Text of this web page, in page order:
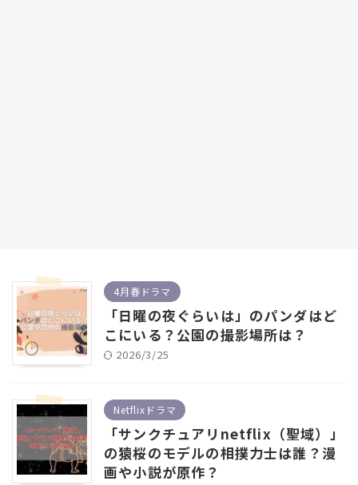
4月春ドラマ
「日曜の夜ぐらいは」のパンダはど
こにいる？公園の撮影場所は？
2026/3/25
Netflixドラマ
「サンクチュアリnetflix（聖域）」
の猿桜のモデルの相撲力士は誰？漫
画や小説が原作？